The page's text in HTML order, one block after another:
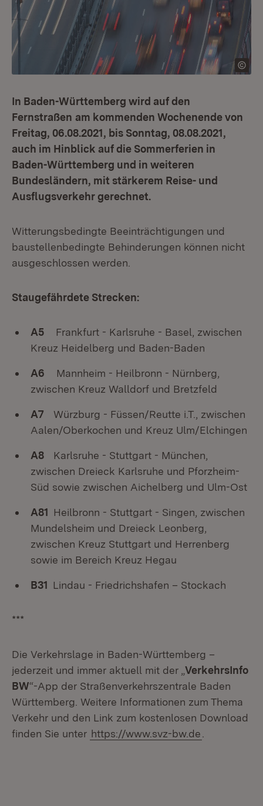
In Baden-Württemberg wird auf den
Fernstraßen am kommenden Wochenende von
Freitag, 06.08.2021, bis Sonntag, 08.08.2021,
auch im Hinblick auf die Sommerferien in
Baden-Württemberg und in weiteren
Bundesländern, mit stärkerem Reise- und
Ausflugsverkehr gerechnet.
Witterungsbedingte Beeinträchtigungen und
baustellenbedingte Behinderungen können nicht
ausgeschlossen werden.
Staugefährdete Strecken:
A5 Frankfurt - Karlsruhe - Basel, zwischen
Kreuz Heidelberg und Baden-Baden
A6 Mannheim - Heilbronn - Nürnberg,
zwischen Kreuz Walldorf und Bretzfeld
A7 Würzburg - Füssen/Reutte i.T., zwischen
Aalen/Oberkochen und Kreuz Ulm/Elchingen
A8 Karlsruhe - Stuttgart - München,
zwischen Dreieck Karlsruhe und Pforzheim-
Süd sowie zwischen Aichelberg und Ulm-Ost
A81 Heilbronn - Stuttgart - Singen, zwischen
Mundelsheim und Dreieck Leonberg,
zwischen Kreuz Stuttgart und Herrenberg
sowie im Bereich Kreuz Hegau
B31 Lindau - Friedrichshafen – Stockach
***
Die Verkehrslage in Baden-Württemberg –
jederzeit und immer aktuell mit der „ VerkehrsInfo
BW“-App der Straßenverkehrszentrale Baden
Württemberg. Weitere Informationen zum Thema
Verkehr und den Link zum kostenlosen Download
finden Sie unter https://www.svz-bw.de